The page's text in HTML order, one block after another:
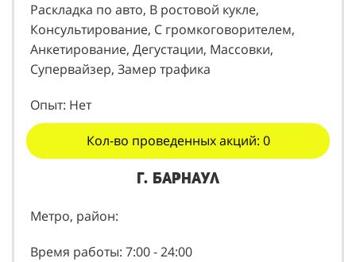
Раскладка по авто, В ростовой кукле,
Консультирование, С громкоговорителем,
Анкетирование, Дегустации, Массовки,
Супервайзер, Замер трафика
Опыт: Нет
Кол-во проведенных акций: 0
г. Барнаул
Метро, район:
Время работы: 7:00 - 24:00